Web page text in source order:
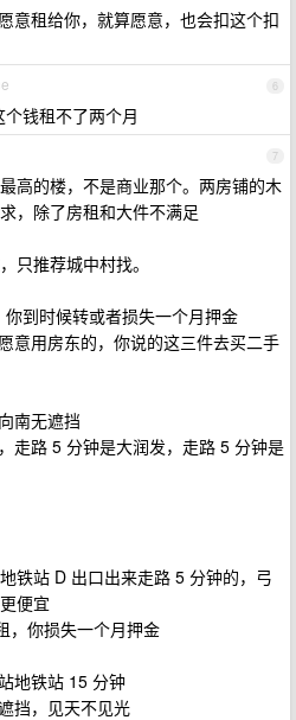
意租给你，就算愿意，也会扣这个扣
6
钱租不了两个月
7
高的楼，不是商业那个。两房铺的木
，除了房租和大件不满足
只推荐城中村找。
到时候转或者损失一个月押金
意用房东的，你说的这三件去买二手
南无遮挡
走路 5 分钟是大润发，走路 5 分钟是
铁站 D 出口出来走路 5 分钟的，弓
便宜
，你损失一个月押金
地铁站 15 分钟
挡，见天不见光